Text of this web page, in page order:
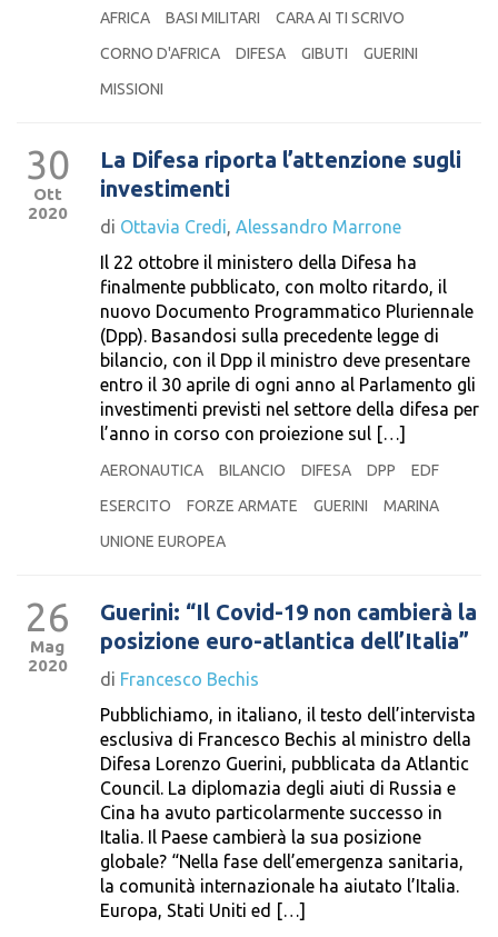
AFRICA BASI MILITARI
CARA AI TI SCRIVO
CORNO D'AFRICA
DIFESA GIBUTI
GUERINI
MISSIONI
30
Ott
2020
La Difesa riporta l’attenzione sugli
investimenti
di Ottavia Credi, Alessandro Marrone
Il 22 ottobre il ministero della Difesa ha
finalmente pubblicato, con molto ritardo, il
nuovo Documento Programmatico Pluriennale
(Dpp). Basandosi sulla precedente legge di
bilancio, con il Dpp il ministro deve presentare
entro il 30 aprile di ogni anno al Parlamento gli
investimenti previsti nel settore della difesa per
l’anno in corso con proiezione sul […]
AERONAUTICA BILANCIO DIFESA DPP
EDF
ESERCITO
FORZE ARMATE GUERINI
MARINA
UNIONE EUROPEA
26
Mag
2020
Guerini: “Il Covid-19 non cambierà la
posizione euro-atlantica dell’Italia”
di Francesco Bechis
Pubblichiamo, in italiano, il testo dell’intervista
esclusiva di Francesco Bechis al ministro della
Difesa Lorenzo Guerini, pubblicata da Atlantic
Council. La diplomazia degli aiuti di Russia e
Cina ha avuto particolarmente successo in
Italia. Il Paese cambierà la sua posizione
globale? “Nella fase dell’emergenza sanitaria,
la comunità internazionale ha aiutato l’Italia.
Europa, Stati Uniti ed […]